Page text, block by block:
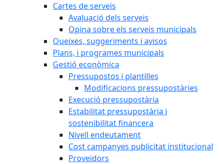
Cartes de serveis
Avaluació dels serveis
Opina sobre els serveis municipals
Queixes, suggeriments i avisos
Plans, i programes municipals
Gestió econòmica
Pressupostos i plantilles
Modificacions pressupostàries
Execució pressupostària
Estabilitat pressupostària i
sostenibilitat financera
Nivell endeutament
Cost campanyes publicitat institucional
Proveïdors